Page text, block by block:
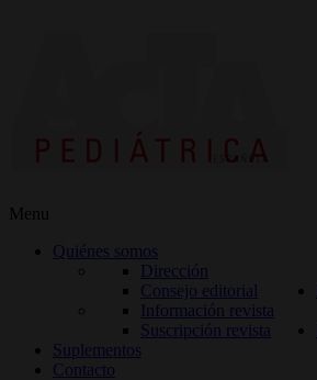
Menu
Quiénes somos
Dirección
Consejo editorial
Información revista
Suscripción revista
Suplementos
Contacto